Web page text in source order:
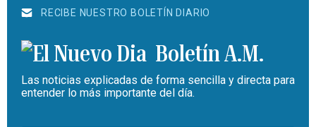
RECIBE NUESTRO BOLETÍN DIARIO
Boletín A.M.
Las noticias explicadas de forma sencilla y directa para
entender lo más importante del día.